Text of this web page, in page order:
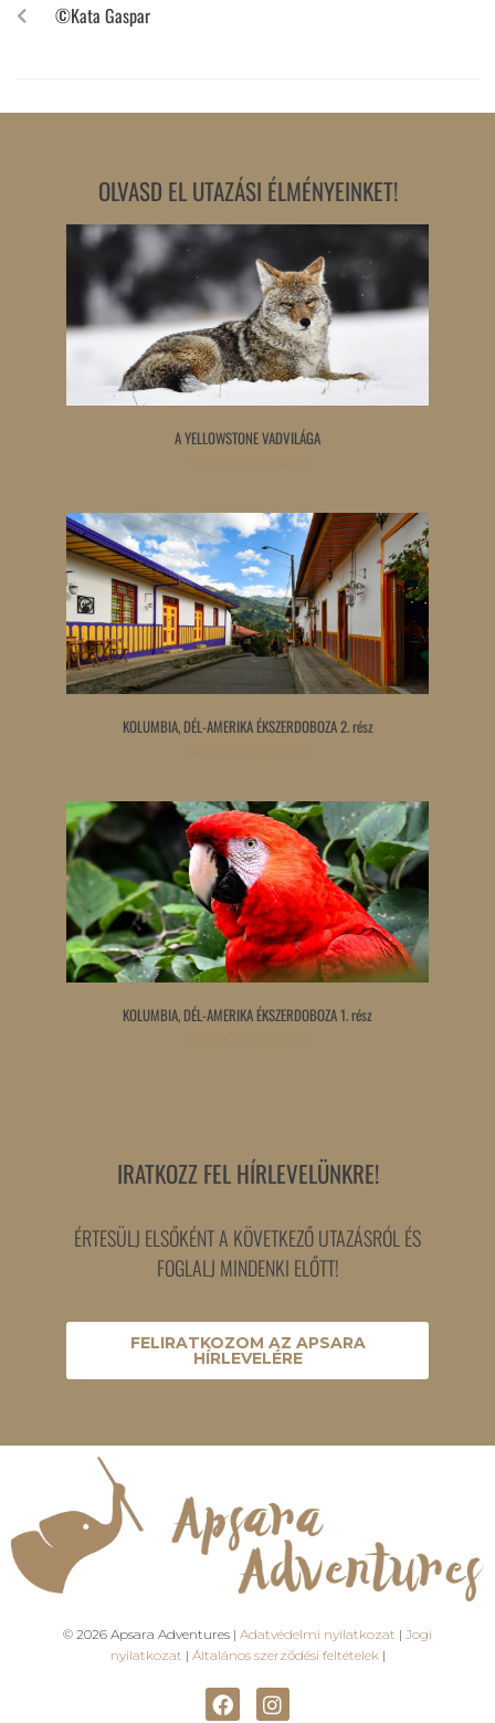
©Kata Gaspar
OLVASD EL UTAZÁSI ÉLMÉNYEINKET!
A YELLOWSTONE VADVILÁGA
KOLUMBIA, DÉL-AMERIKA ÉKSZERDOBOZA 2. rész
KOLUMBIA, DÉL-AMERIKA ÉKSZERDOBOZA 1. rész
IRATKOZZ FEL HÍRLEVELÜNKRE!
ÉRTESÜLJ ELSŐKÉNT A KÖVETKEZŐ UTAZÁSRÓL ÉS
FOGLALJ MINDENKI ELŐTT!
FELIRATKOZOM AZ APSARA
HÍRLEVELÉRE
© 2026 Apsara Adventures | Adatvédelmi nyilatkozat | Jogi
nyilatkozat | Általános szerződési feltételek |